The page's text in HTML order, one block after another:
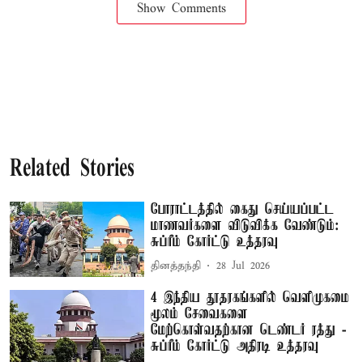
Show Comments
Related Stories
போராட்டத்தில் கைது செய்யப்பட்ட
மாணவர்களை விடுவிக்க வேண்டும்:
சுப்ரீம் கோர்ட்டு உத்தரவு
தினத்தந்தி 28 Jul 2026
4 இந்திய தூதரகங்களில் வெளிமுகமை
மூலம் சேவைகளை
மேற்கொள்வதற்கான டெண்டர் ரத்து -
சுப்ரீம் கோர்ட்டு அதிரடி உத்தரவு